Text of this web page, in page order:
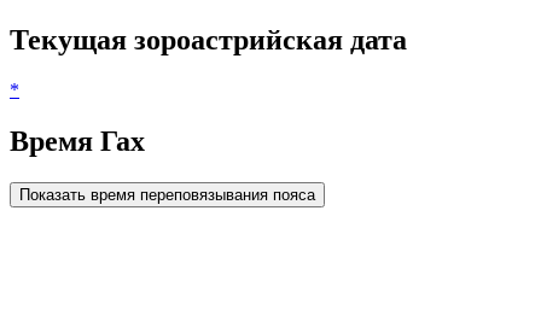
Текущая зороастрийская дата
*
Время Гах
Показать время переповязывания пояса